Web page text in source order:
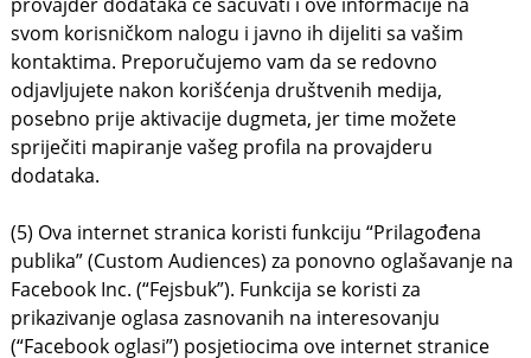
svom korisničkom nalogu i javno ih dijeliti sa vašim
kontaktima. Preporučujemo vam da se redovno
odjavljujete nakon korišćenja društvenih medija,
posebno prije aktivacije dugmeta, jer time možete
spriječiti mapiranje vašeg profila na provajderu
dodataka.
(5) Ova internet stranica koristi funkciju “Prilagođena
publika” (Custom Audiences) za ponovno oglašavanje na
Facebook Inc. (“Fejsbuk”). Funkcija se koristi za
prikazivanje oglasa zasnovanih na interesovanju
(“Facebook oglasi”) posjetiocima ove internet stranice